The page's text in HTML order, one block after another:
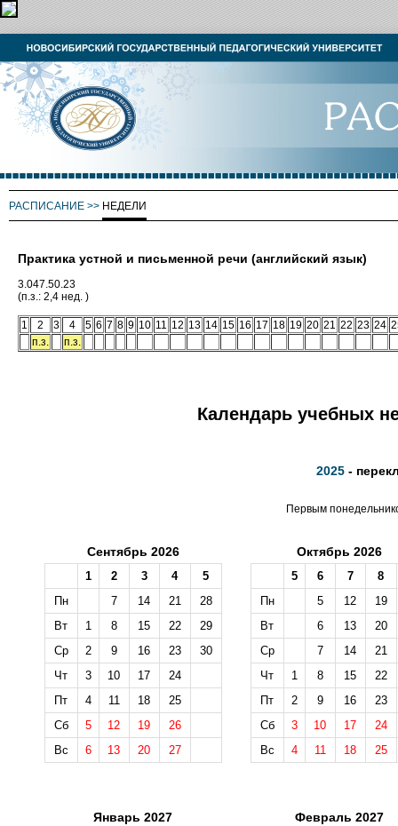
РАСПИСАНИЕ >> НЕДЕЛИ
Практика устной и письменной речи (английский язык)
3.047.50.23
(п.з.: 2,4 нед. )
1 2 3 4 5 6 7 8 9 10 11 12 13 14 15 16 17 18 19 20 21 22 23 24
п.з.
п.з.
Календарь учебных
2025 -
Первым
Сентябрь 2026
1 2 3 4
5
Пн
7 14 21
28
Вт
1 8 15 22
29
Ср
2 9 16 23
30
Чт
3 10 17
24
Пт
4 11 18
25
Сб
5 12 19
26
Вс
6 13 20 27
Октябрь 2026
5 6 7
8
Пн
5 12
19
Вт
6 13
20
Ср
7 14
21
Чт
1 8 15
22
Пт
2 9 16
23
Сб
3 10 17
24
Вс
4 11 18 25
Январь 2027 Февраль 2027